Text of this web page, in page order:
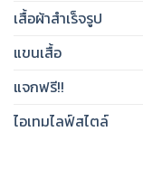
เสื้อผ้าสำเร็จรูป
แขนเสื้อ
แจกฟรี!!
ไอเทมไลฟ์สไตล์